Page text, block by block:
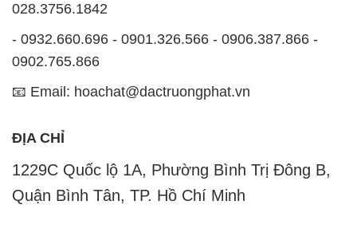
028.3756.1842
- 0932.660.696 - 0901.326.566 - 0906.387.866 -
0902.765.866
📧 Email: hoachat@dactruongphat.vn
ĐỊA CHỈ
1229C Quốc lộ 1A, Phường Bình Trị Đông B,
Quận Bình Tân, TP. Hồ Chí Minh